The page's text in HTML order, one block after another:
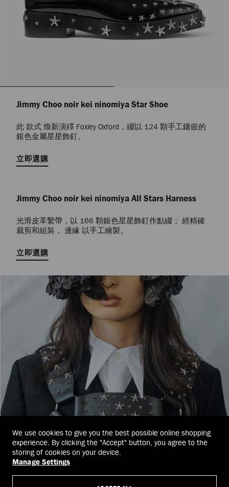
Jimmy Choo noir kei ninomiya Star Shoe
此 款式 煥新演繹 Foxley Oxford，綴以 124 顆手工鑲嵌的
銀色金屬星星飾釘。
立即選購
Jimmy Choo noir kei ninomiya All Stars Harness
光滑皮革繫帶，以 166 顆銀色星星飾釘作點綴； 經精確
裁剪和組裝， 邊緣 以手工繪製。
立即選購
We use cookies to give you the best possible online shopping
experience. By clicking the "Accept" button, you agree to the
storing of cookies on your device.
Manage Settings